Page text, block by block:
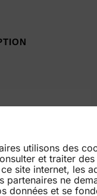
utilisons des
et traiter des
site internet, les
partenaires ne
données et se